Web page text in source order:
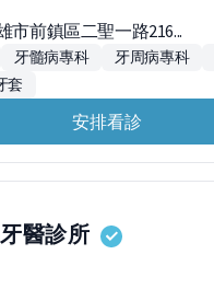
市前鎮區二聖一路216...
牙髓病專科 牙周病專科
套
安排看診
醫診所